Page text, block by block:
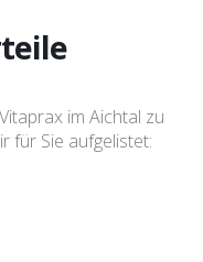
im Aichtal zu
für Sie aufgelistet: